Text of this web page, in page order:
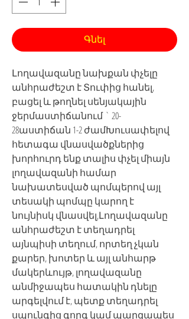
Գնել
Լողավազանը նախքան փչելը
անհրաժեշտ է Տուփից հանել,
բացել և թողնել սենյակային
ջերմաստիճանում ` 20-
28աստիճան 1-2 ժամԽուսափելով
հետագա վնասվածքներից
խորհուրդ ենք տալիս փչել միայն
լողավազանի համար
նախատեսված պոմպերով այլ
տեսակի պոմպը կարող է
նույնիսկ վնասվել,Լողավազանը
անհրաժեշտ է տեղադրել
այնպիսի տեղում, որտեղ չկան
քարեր, խոտեր և այլ անհարթ
մակերևույթ, լողավազանը
անմիջապես հատակին դնելը
արգելվում է, պետք տեղադրել
սպունգից գորգ կամ պարզապես